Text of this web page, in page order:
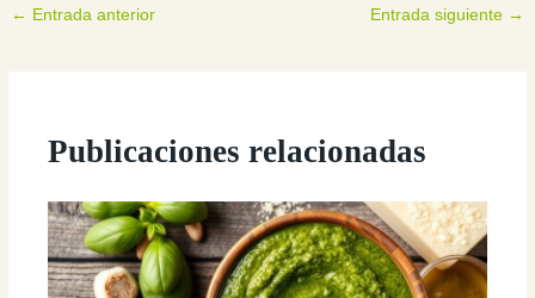
← Entrada anterior Entrada siguiente →
Publicaciones relacionadas